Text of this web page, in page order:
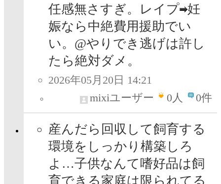
任感無さすぎ。レイプ 妊
娠なら中絶費用援助でい
い。@やりでき逃げは許し
たら絶対ダメ。
2026年05月20日 14:21
mixiユーザー
0人 0件
産んだら回収して飼育する
環境をしっかり構築しろ
よ…子供なんて嗜好品は飼
育できる家庭は限られてる